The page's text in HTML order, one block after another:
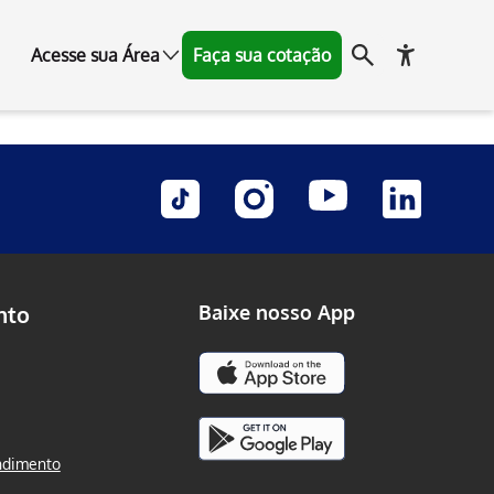
Acesse sua Área Faça sua cotação
Baixe nosso App